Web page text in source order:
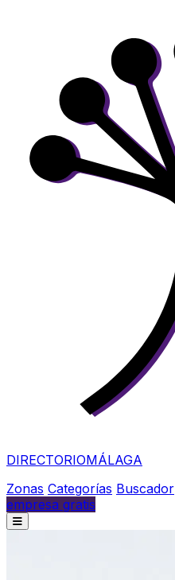
DIRECTORIOMÁLAGA
Zonas Categorías Buscador
empresa gratis